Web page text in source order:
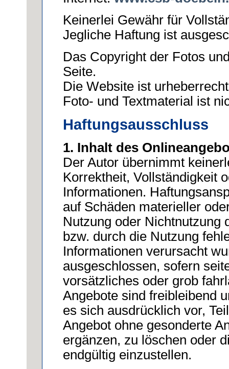
Keinerlei Gewähr für
Jegliche Haftung ist
Das Copyright der Fotos
Seite.
Die Website ist
Foto- und Textmaterial ist
Haftungsausschluss
1. Inhalt des
Der Autor übernimmt
Korrektheit, Vollständigkeit
Informationen.
auf Schäden materieller
Nutzung oder Nichtnutzung
bzw. durch die Nutzung
Informationen verursacht
ausgeschlossen, sofern
vorsätzliches oder grob
Angebote sind freibleibend
es sich ausdrücklich vor,
Angebot ohne gesonderte
ergänzen, zu löschen oder
endgültig einzustellen.